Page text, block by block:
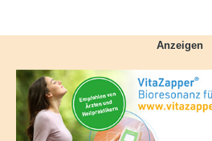
Anzeigen